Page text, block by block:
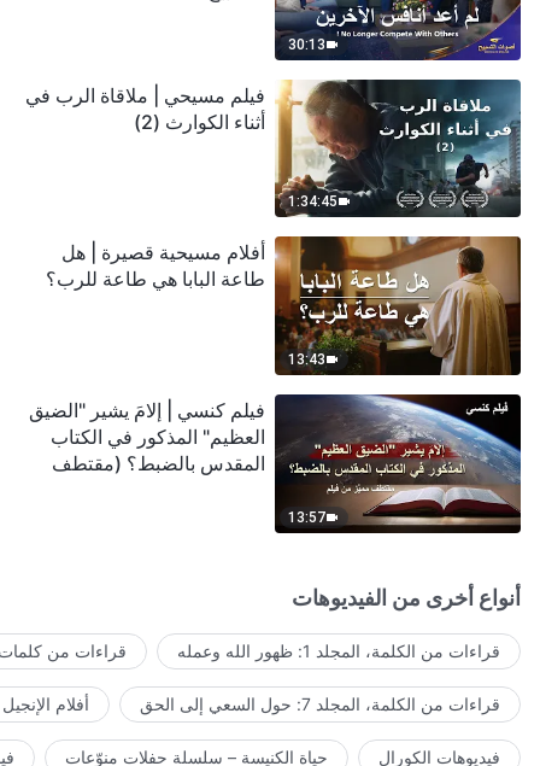
30:13
1:34:45
فيلم مسيحي | ملاقاة الرب في
أثناء الكوارث (2)
13:43
أفلام مسيحية قصيرة | هل
طاعة البابا هي طاعة للرب؟
13:57
فيلم كنسي | إلامَ يشير "الضيق
العظيم" المذكور في الكتاب
المقدس بالضبط؟ (مقتطف
أنواع أخرى من الفيديوهات
قراءات من الكلمة، المجلد 1: ظهور الله وعمله قراءات من كلمات
قراءات من الكلمة، المجلد 7: حول السعي إلى الحق أفلام الإنجيل
فيديوهات الكورال حياة الكنيسة – سلسلة حفلات منوّعات